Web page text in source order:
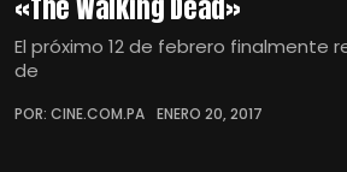
«The Walking Dead»
El próximo 12 de febrero finalmente
de
POR: CINE.COM.PA ENERO 20, 2017